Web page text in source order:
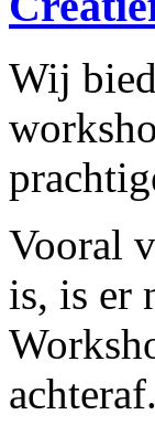
Wij
Vooral
is, is er
achteraf.